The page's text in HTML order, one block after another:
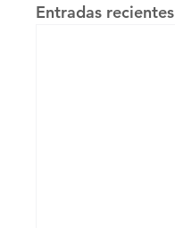
Entradas recientes